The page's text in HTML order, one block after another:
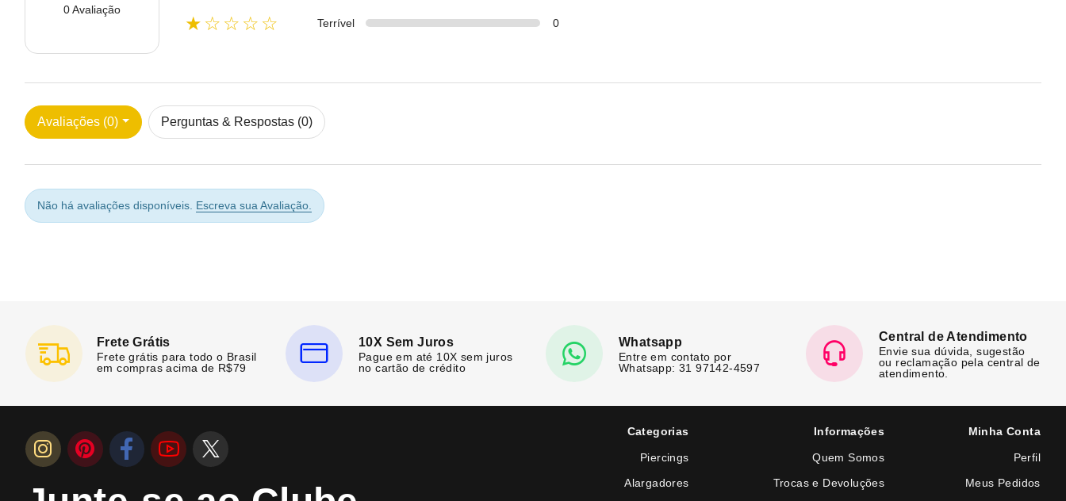
0 Avaliação
★☆☆☆☆ Terrível 0
Avaliações (0) Perguntas & Respostas (0)
Não há avaliações disponíveis. Escreva sua Avaliação.
Frete Grátis
Frete grátis para todo o Brasil
em compras acima de R$79
10X Sem Juros
Pague em até 10X sem juros
no cartão de crédito
Whatsapp
Entre em contato por
Whatsapp: 31 97142-4597
Central de Atendimento
Envie sua dúvida, sugestão
ou reclamação pela central de
atendimento.
Categorias
Piercings
Alargadores
Informações
Quem Somos
Trocas e Devoluções
Minha Conta
Perfil
Meus Pedidos